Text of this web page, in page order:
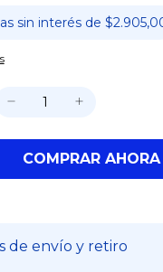
sin interés de
de envío y retiro